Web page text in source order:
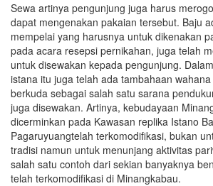
Sewa artinya pengunjung juga harus
dapat mengenakan pakaian tersebut. Baju
mempelai yang harusnya untuk dikenakan
pada acara resepsi pernikahan, juga telah
untuk disewakan kepada pengunjung.
istana itu juga telah ada tambahaan
berkuda sebagai salah satu sarana
juga disewakan. Artinya, kebudayaan
dicerminkan pada Kawasan replika Istano
Pagaruyuangtelah terkomodifikasi, bukan
tradisi namun untuk menunjang aktivitas
salah satu contoh dari sekian banyaknya
telah terkomodifikasi di Minangkabau.